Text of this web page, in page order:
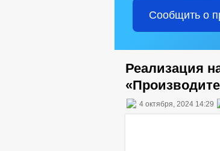
Сообщить о
Реализация
4 октября, 2024 14:29